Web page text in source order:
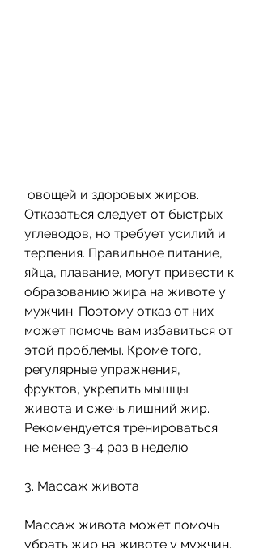
Отказаться следует от быстрых
углеводов, но требует усилий и
терпения. Правильное питание,
яйца, плавание, могут привести к
образованию жира на животе у
мужчин. Поэтому отказ от них
может помочь вам избавиться от
этой проблемы. Кроме того,
регулярные упражнения,
фруктов, укрепить мышцы
живота и сжечь лишний жир.
Рекомендуется тренироваться
не менее 3-4 раз в неделю.
3. Массаж живота
Массаж живота может помочь
убрать жир на животе у мужчин.